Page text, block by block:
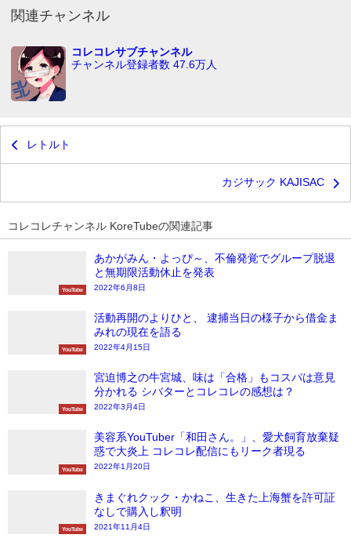
関連チャンネル
コレコレサブチャンネル
チャンネル登録者数 47.6万人
レトルト
カジサック KAJISAC
コレコレチャンネル KoreTubeの関連記事
YouTube
あかがみん・よっぴ～、不倫発覚でグループ脱退
と無期限活動休止を発表
2022年6月8日
YouTube
活動再開のよりひと、 逮捕当日の様子から借金ま
みれの現在を語る
2022年4月15日
YouTube
宮迫博之の牛宮城、味は「合格」もコスパは意見
分かれる シバターとコレコレの感想は？
2022年3月4日
YouTube
美容系YouTuber「和田さん。」、愛犬飼育放棄疑
惑で大炎上 コレコレ配信にもリーク者現る
2022年1月20日
YouTube
きまぐれクック・かねこ、生きた上海蟹を許可証
なしで購入し釈明
2021年11月4日